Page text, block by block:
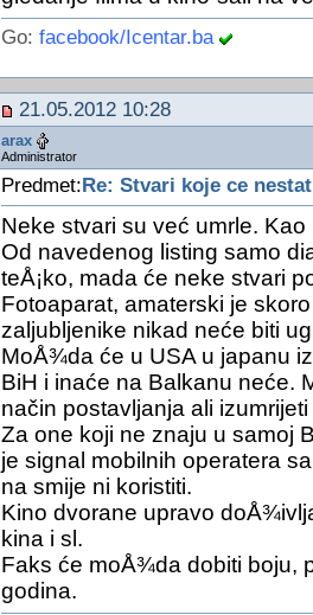
Go: facebook/Icentar.ba
21.05.2012 10:28
arax
Administrator
Predmet: Re: Stvari koje ce
Neke stvari su već umrle.
Od navedenog listing samo
teÅ¡ko, mada će neke stvari
Fotoaparat, amaterski je
zaljubljenike nikad neće biti
MoÅ¾da će u USA u japanu
BiH i inaće na Balkanu neće.
način postavljanja ali
Za one koji ne znaju u samoj
je signal mobilnih operatera
na smije ni koristiti.
Kino dvorane upravo
kina i sl.
Faks će moÅ¾da dobiti boju,
godina.